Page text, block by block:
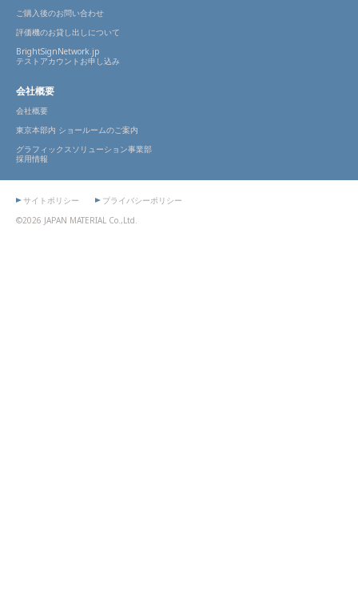
ご購入後のお問い合わせ
評価機のお貸し出しについて
BrightSignNetwork.jp
テストアカウントお申し込み
会社概要
会社概要
東京本部内 ショールームのご案内
グラフィックスソリューション事業部
採用情報
©2026 JAPAN MATERIAL Co.,Ltd.
サイトポリシー プライバシーポリシー